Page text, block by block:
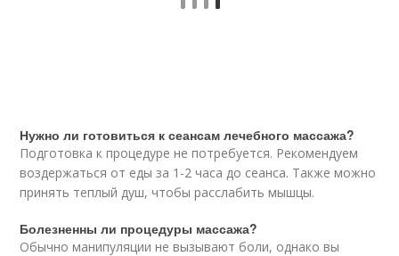
Нужно ли готовиться к сеансам лечебного массажа?
Подготовка к процедуре не потребуется. Рекомендуем
воздержаться от еды за 1-2 часа до сеанса. Также можно
принять теплый душ, чтобы расслабить мышцы.
Болезненны ли процедуры массажа?
Обычно манипуляции не вызывают боли, однако вы